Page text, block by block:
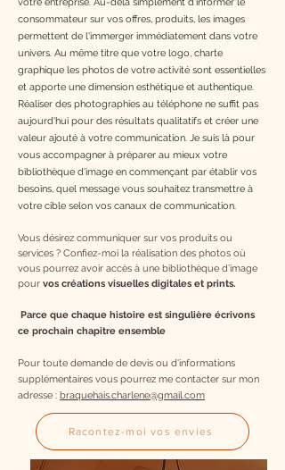
consommateur sur vos offres, produits, les images
permettent de l'immerger immédiatement dans votre
univers. Au même titre que votre logo, charte
graphique les photos de votre activité sont essentielles
et apporte une dimension esthétique et authentique.
Réaliser des photographies au téléphone ne suffit pas
aujourd'hui pour des résultats qualitatifs et créer une
valeur ajouté à votre communication. Je suis là pour
vous accompagner à préparer au mieux votre
bibliothèque d'image en commençant par établir vos
besoins, quel message vous souhaitez transmettre à
votre cible selon vos canaux de communication.
Vous désirez communiquer sur vos produits ou
services ? Confiez-moi la réalisation des photos où
vous pourrez avoir accès à une bibliothèque d’image
pour vos créations visuelles digitales et prints.
Parce que chaque histoire est singulière écrivons
ce prochain chapitre ensemble
Pour toute demande de devis ou d'informations
supplémentaires vous pourrez me contacter sur mon
adresse : braquehais.charlene@gmail.com
Racontez-moi vos envies